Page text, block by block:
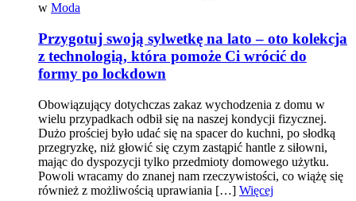
w Moda
Przygotuj swoją sylwetkę na lato – oto kolekcja
z technologią, która pomoże Ci wrócić do
formy po lockdown
Obowiązujący dotychczas zakaz wychodzenia z domu w
wielu przypadkach odbił się na naszej kondycji fizycznej.
Dużo prościej było udać się na spacer do kuchni, po słodką
przegryzkę, niż głowić się czym zastąpić hantle z siłowni,
mając do dyspozycji tylko przedmioty domowego użytku.
Powoli wracamy do znanej nam rzeczywistości, co wiążę się
również z możliwością uprawiania […] Więcej